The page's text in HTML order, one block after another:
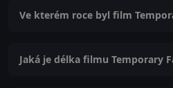
Ve kterém roce byl film
Jaká je délka filmu Temporary